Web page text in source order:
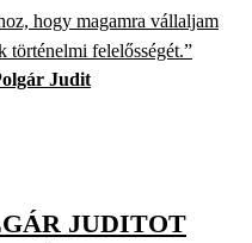
hogy magamra vállaljam
történelmi felelősségét.”
Judit
JUDITOT